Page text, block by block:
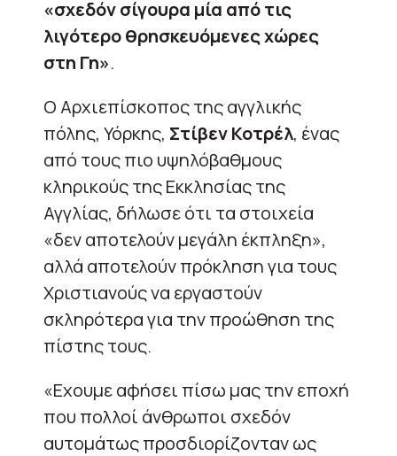
«σχεδόν σίγουρα μία από τις
λιγότερο θρησκευόμενες χώρες
στη Γη».
Ο Αρχιεπίσκοπος της αγγλικής
πόλης, Υόρκης, Στίβεν Κοτρέλ, ένας
από τους πιο υψηλόβαθμους
κληρικούς της Εκκλησίας της
Αγγλίας, δήλωσε ότι τα στοιχεία
«δεν αποτελούν μεγάλη έκπληξη»,
αλλά αποτελούν πρόκληση για τους
Χριστιανούς να εργαστούν
σκληρότερα για την προώθηση της
πίστης τους.
«Εχουμε αφήσει πίσω μας την εποχή
που πολλοί άνθρωποι σχεδόν
αυτομάτως προσδιορίζονταν ως